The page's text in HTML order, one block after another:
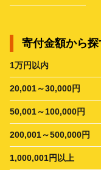
寄付金額から探
1万円以内
20,001～30,000円
50,001～100,000円
200,001～500,000円
1,000,001円以上